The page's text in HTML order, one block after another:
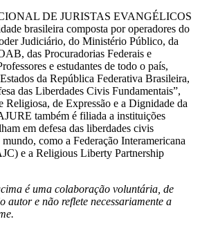
DE JURISTAS EVANGÉLICOS
brasileira composta por operadores do
Judiciário, do Ministério Público, da
das Procuradorias Federais e
e estudantes de todo o país,
da República Federativa Brasileira,
das Liberdades Civis Fundamentais”,
Religiosa, de Expressão e a Dignidade da
também é filiada a instituições
em defesa das liberdades civis
como a Federação Interamericana
e a Religious Liberty Partnership
é uma colaboração voluntária, de
autor e não reflete necessariamente a